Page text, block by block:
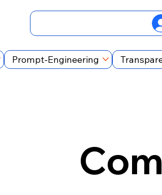
Prompt-Engineering